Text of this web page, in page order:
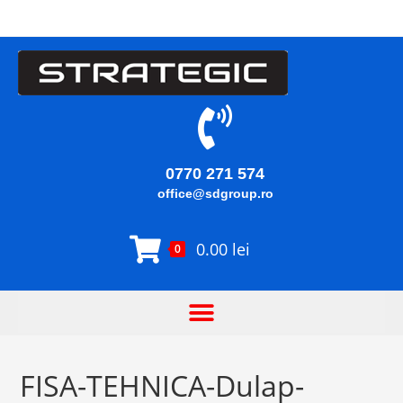
0770 271 574
office@sdgroup.ro
0 0.00 lei
FISA-TEHNICA-Dulap-